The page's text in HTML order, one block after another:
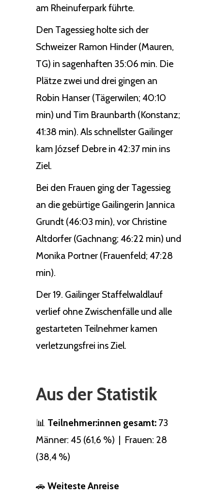
am Rheinuferpark führte.
Den Tagessieg holte sich der
Schweizer Ramon Hinder (Mauren,
TG) in sagenhaften 35:06 min. Die
Plätze zwei und drei gingen an
Robin Hanser (Tägerwilen; 40:10
min) und Tim Braunbarth (Konstanz;
41:38 min). Als schnellster Gailinger
kam József Debre in 42:37 min ins
Ziel.
Bei den Frauen ging der Tagessieg
an die gebürtige Gailingerin Jannica
Grundt (46:03 min), vor Christine
Altdorfer (Gachnang; 46:22 min) und
Monika Portner (Frauenfeld; 47:28
min).
Der 19. Gailinger Staffelwaldlauf
verlief ohne Zwischenfälle und alle
gestarteten Teilnehmer kamen
verletzungsfrei ins Ziel.
Aus der Statistik
📊 Teilnehmer:innen gesamt: 73
Männer: 45 (61,6 %) | Frauen: 28
(38,4 %)
🚗 Weiteste Anreise